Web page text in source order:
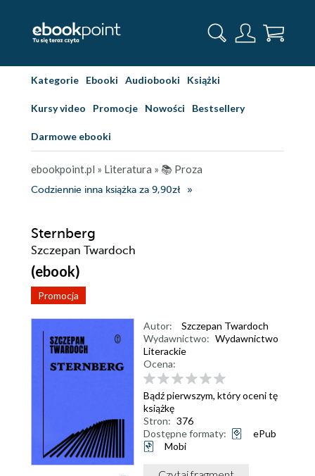
Kategorie Ebooki Audiobooki Książki
Kursy video Promocje Nowości Bestsellery
Darmowe ebooki
ebookpoint.pl » Literatura » 📚 Proza
Codziennie inna książka za 9,90zł
Sternberg
Szczepan Twardoch
(ebook)
Promocja
Autor:
Szczepan Twardoch
Wydawnictwo: Wydawnictwo
Literackie
Ocena:
Bądź pierwszym, który oceni tę
książkę
Stron: 376
Dostępne formaty:
ePub
Mobi